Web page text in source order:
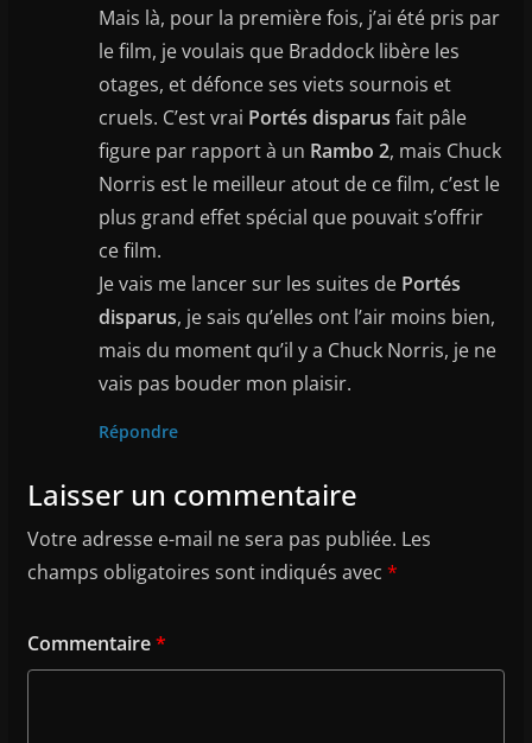
Mais là, pour la première fois, j’ai été pris par
le film, je voulais que Braddock libère les
otages, et défonce ses viets sournois et
cruels. C’est vrai Portés disparus fait pâle
figure par rapport à un Rambo 2, mais Chuck
Norris est le meilleur atout de ce film, c’est le
plus grand effet spécial que pouvait s’offrir
ce film.
Je vais me lancer sur les suites de Portés
disparus, je sais qu’elles ont l’air moins bien,
mais du moment qu’il y a Chuck Norris, je ne
vais pas bouder mon plaisir.
Répondre
Laisser un commentaire
Votre adresse e-mail ne sera pas publiée. Les
champs obligatoires sont indiqués avec *
Commentaire*